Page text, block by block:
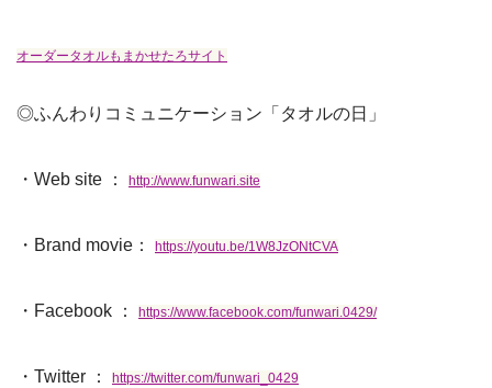
オーダータオルもまかせたろサイト
◎ふんわりコミュニケーション「タオルの日」
・Web site ： http://www.funwari.site
・Brand movie： https://youtu.be/1W8JzONtCVA
・Facebook ： https://www.facebook.com/funwari.0429/
・Twitter ： https://twitter.com/funwari_0429